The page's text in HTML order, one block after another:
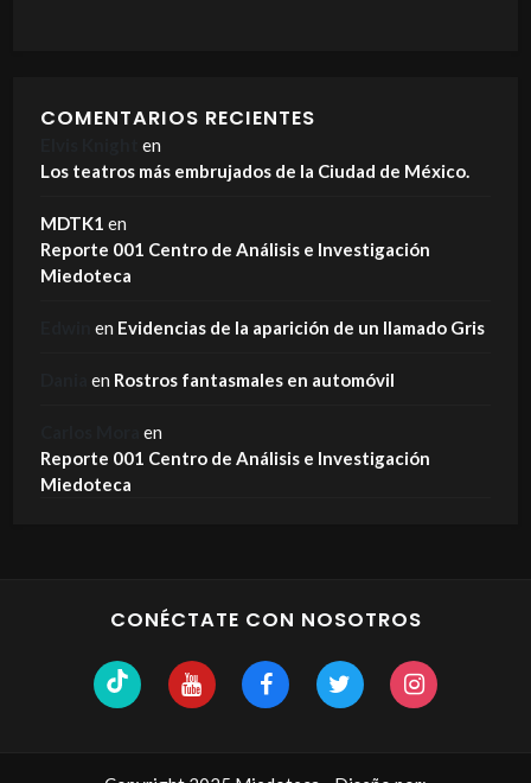
COMENTARIOS RECIENTES
en
Los teatros más embrujados de la Ciudad de México.
MDTK1 en
Reporte 001 Centro de Análisis e Investigación
Miedoteca
en Evidencias de la aparición de un llamado Gris
en Rostros fantasmales en automóvil
en
Reporte 001 Centro de Análisis e Investigación
Miedoteca
CONÉCTATE CON NOSOTROS